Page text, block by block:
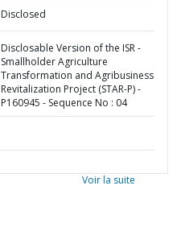
Disclosed
Disclosable Version of the ISR -
Smallholder Agriculture
Transformation and Agribusiness
Revitalization Project (STAR-P) -
P160945 - Sequence No : 04
Voir la suite